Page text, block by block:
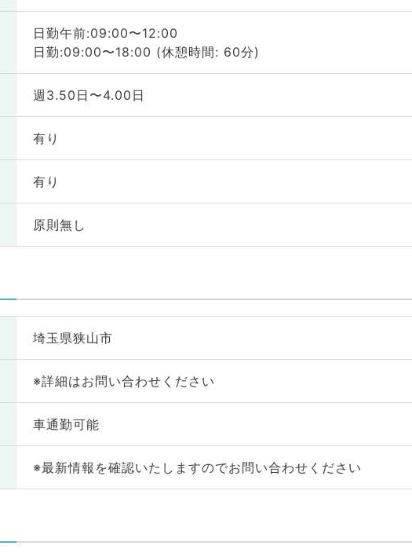
日勤午前:09:00〜12:00
日勤:09:00〜18:00 (休憩時間: 60分)
週3.50日〜4.00日
有り
有り
原則無し
埼玉県狭山市
※詳細はお問い合わせください
車通勤可能
※最新情報を確認いたしますのでお問い合わせください